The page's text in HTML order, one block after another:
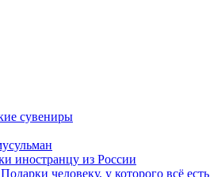
сувениры
иностранцу из России
Подарки человеку, у которого всё есть